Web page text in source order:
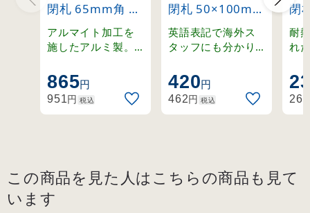
閉札 65mm角 両
面表示 2枚1組 開
(青)⇔閉(赤)
アルマイト加工を
施したアルミ製。
付きの開閉札セッ
ト。
865円
951円 税込
閉札 50×100mm
片面表示
Normally
(168003)
英語表記で海外ス
タッフにも分かり
ト加工の硬質塩ビ
製。
420円
462円 税込
閉
(赤
耐
れ
適
札
262
この商品を見た人はこちらの商品も見て
います